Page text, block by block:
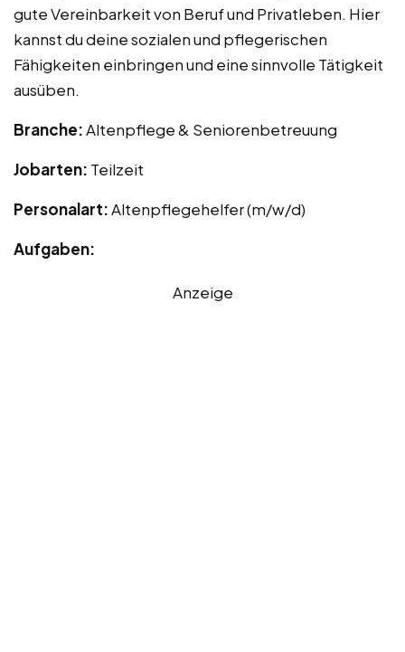
gute Vereinbarkeit von Beruf und Privatleben. Hier
kannst du deine sozialen und pflegerischen
Fähigkeiten einbringen und eine sinnvolle Tätigkeit
ausüben.
Branche:Altenpflege & Seniorenbetreuung
Jobarten: Teilzeit
Personalart:Altenpflegehelfer (m/w/d)
Aufgaben:
Anzeige